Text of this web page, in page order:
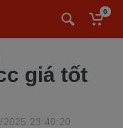
0
giá tốt
23:40:20